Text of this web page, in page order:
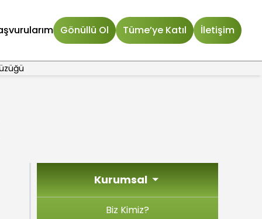
Gönüllü Ol Tüme’ye Katıl İletişim
Kurumsal
Biz Kimiz?